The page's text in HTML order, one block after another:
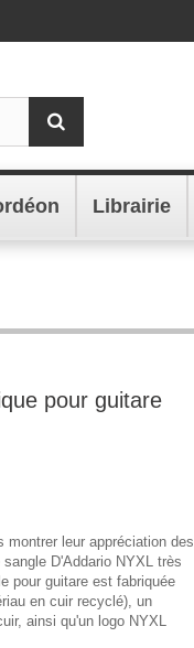
Librairie
pour guitare
montrer leur appréciation des
D'Addario NYXL très
pour guitare est fabriquée
en cuir recyclé), un
ainsi qu'un logo NYXL